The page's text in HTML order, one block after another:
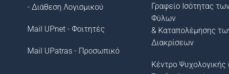
- Διάθεση Λογισμικού
Mail UPnet - Φοιτητές
Mail UPatras - Προσωπικό
Γραφείο Ισότητας
Φύλων
& Καταπολέμησης
Διακρίσεων
Κέντρο Ψυχολογικής